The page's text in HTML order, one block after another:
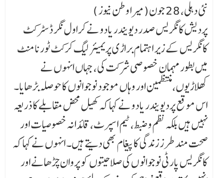
نئی دہلی، 28 جون(میرا وطن نیوز )
پردیش کانگریس صدر دیویندر یادو نے کراول نگر ڈسٹرکٹ
کانگریس کے زیر اہتمام براڑی پریمیئر لیگ کرکٹ ٹورنامنٹ
میں بطور مہمان خصوصی شرکت کی، جہاں انہوں نے
کھلاڑیوں، منتظمین اور وہاں موجود نوجوانوں کا حوصلہ بڑھایا۔
اس موقع پردیویندر یادو نے کہا کہ کھیل محض مقابلے کا ذریعہ
نہیں ہیں بلکہ نظم و ضبط، ٹیم اسپرٹ، قائدا نہ خصوصیات اور
صحت مند طرز زندگی کا پیغام بھی دیتے ہیں۔ انہوں نے کہا کہ
کانگریس پارٹی نوجوانو ں کی صلاحیتوں کو پروان چڑھانے اور